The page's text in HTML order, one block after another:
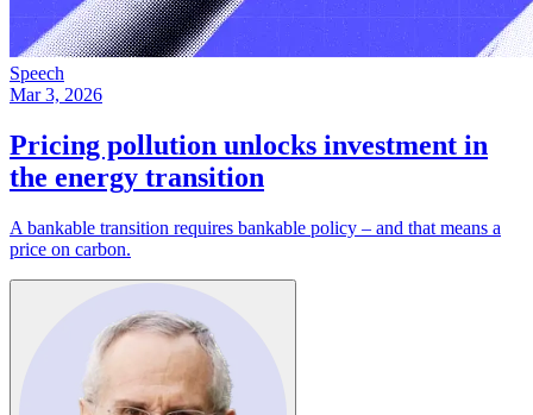
Speech
Mar 3, 2026
Pricing pollution unlocks investment in
the energy transition​​​​‌ ‍ ​‍​‍‌‍ ‌ ​‍‌‍‍‌‌‍‌ ‌‍‍‌‌‍ ‍​‍​‍​ ‍‍​‍​‍‌ ​ ‌‍​‌‌‍ ‍‌‍‍‌‌ ‌​‌ ‍‌​‍ ‍‌‍‍‌‌‍ ​‍​‍​‍ ​​‍​‍‌‍‍​‌ ​‍‌‍‌‌‌‍‌‍​‍​‍​ ‍‍​‍​‍‌‍‍​‌ ‌​‌ ‌​‌ ​​​ ‍‍​‍ ​‍ ‌‍ ​‌‍ ‌‍​ ‌‍​‌‌‍ ​‌‍‍​‌‍ ‌ ​ ‌ ‌​​ ‍‍​ ​ ​ ​ ​ ​ ​ ​ ​‍ ‌‍‍‌‌‍ ‍‌ ‌​‌‍‌‌‌‍ ‍‌ ‌​​‍ ‌‍‌‌‌‍‌​‌‍‍‌‌ ‌​​‍ ‌‍ ‌‌‍ ‌‍‌​‌‍‌‌​ ‌‌ ​​‌ ​‍‌‍‌‌‌ ​ ‌‍‌‌‌‍ ‍‌ ‌​‌‍​‌‌ ‌​‌‍‍‌‌‍ ‌‍ ‍​ ‍ ‌‍‍‌‌‍‌​​ ‌​ ​‍​ ‍​‌‍​‍​ ​​​ ‌ ​ ​ ‌‍‌‌​ ‍‌​‍ ‌​ ​ ​ ​​‌‍​‍​ ​ ​‍ ‌​ ‌​​ ​‌​ ​ ​ ‌‌​‍ ‌​ ‍‌​ ‌‌‌‍​ ​ ‌‍​‍ ‌‌‍‌‍​ ‌‌‌‍​‌​ ​ ‌‍‌‌‌‍‌​​ ​‌​ ‌ ​ ‌ ‌‍​‌​ ‌‍​ ‌ ​ ‍ ‌ ‌​‌ ‍‌‌ ​​‌‍‌‌​ ‌‌‍ ‍‌‍‌‌‌ ‌ ‌ ​ ​ ‍ ‌ ​​‌‍​‌‌ ‌​‌‍‍​​ ‌‌ ‌​‌‍‍‌‌ ‌​‌‍ ​‌‍‌‌​ ‌‍​‍‌‍​‌‌ ​ ‌‍‌‌‌‌‌‌‌ ​‍‌‍ ​​ ‌‌‍‍​‌ ‌​‌ ‌​‌ ​​​‍‌‌​ ​ ‌​​‌​‍‌‌​ ​‍‌​‌‍​‍‌‌​ ​‍‌​‌‍‌‍ ​‌‍ ‌‍​ ‌‍​‌‌‍ ​‌‍‍​‌‍ ‌ ​ ‌ ‌​​‍‌‌​ ​ ‌​​‌​ ​ ​ ​ ​ ​ ​ ​ ​‍‌‍‌‍‍‌‌‍‌​​ ‌​ ​‍​ ‍​‌‍​‍​ ​​​ ‌ ​ ​ ‌‍‌‌​ ‍‌​‍ ‌​ ​ ​ ​​‌‍​‍​ ​ ​‍ ‌​ ‌​​ ​‌​ ​ ​ ‌‌​‍ ‌​ ‍‌​ ‌‌‌‍​ ​ ‌‍​‍ ‌‌‍‌‍​ ‌‌‌‍​‌​ ​ ‌‍‌‌‌‍‌​​ ​‌​ ‌ ​ ‌ ‌‍​‌​ ‌‍​ ‌ ​‍‌‍‌ ‌​‌ ‍‌‌ ​​‌‍‌‌​ ‌‌‍ ‍‌‍‌‌‌ ‌ ‌ ​ ​‍‌‍‌ ​​‌‍​‌‌ ‌​‌‍‍​​ ‌‌ ‌​‌‍‍‌‌ ‌​‌‍ ​‌‍‌‌​‍‌‍‌ ​​‌‍‌‌‌ ​‍‌ ​ ‌ ​​‌‍‌‌‌‍​ ‌ ‌​‌‍‍‌‌ ‌‍‌‍‌‌​ ‌‌ ​​‌ ‌‌‌‍​‍‌‍ ​‌‍‍‌‌ ​ ‌‍‍​‌‍‌‌‌‍‌​​‍​‍‌ ‌
A bankable transition requires bankable policy – and that means a
price on carbon.​​​​‌ ‍ ​‍​‍‌‍ ‌ ​‍‌‍‍‌‌‍‌ ‌‍‍‌‌‍ ‍​‍​‍​ ‍‍​‍​‍‌ ​ ‌‍​‌‌‍ ‍‌‍‍‌‌ ‌​‌ ‍‌​‍ ‍‌‍‍‌‌‍ ​‍​‍​‍ ​​‍​‍‌‍‍​‌ ​‍‌‍‌‌‌‍‌‍​‍​‍​ ‍‍​‍​‍‌‍‍​‌ ‌​‌ ‌​‌ ​​​ ‍‍​‍ ​‍ ‌‍ ​‌‍ ‌‍​ ‌‍​‌‌‍ ​‌‍‍​‌‍ ‌ ​ ‌ ‌​​ ‍‍​ ​ ​ ​ ​ ​ ​ ​ ​‍ ‌‍‍‌‌‍ ‍‌ ‌​‌‍‌‌‌‍ ‍‌ ‌​​‍ ‌‍‌‌‌‍‌​‌‍‍‌‌ ‌​​‍ ‌‍ ‌‌‍ ‌‍‌​‌‍‌‌​ ‌‌ ​​‌ ​‍‌‍‌‌‌ ​ ‌‍‌‌‌‍ ‍‌ ‌​‌‍​‌‌ ‌​‌‍‍‌‌‍ ‌‍ ‍​ ‍ ‌‍‍‌‌‍‌​​ ‌​ ​‍​ ‍​‌‍​‍​ ​​​ ‌ ​ ​ ‌‍‌‌​ ‍‌​‍ ‌​ ​ ​ ​​‌‍​‍​ ​ ​‍ ‌​ ‌​​ ​‌​ ​ ​ ‌‌​‍ ‌​ ‍‌​ ‌‌‌‍​ ​ ‌‍​‍ ‌‌‍‌‍​ ‌‌‌‍​‌​ ​ ‌‍‌‌‌‍‌​​ ​‌​ ‌ ​ ‌ ‌‍​‌​ ‌‍​ ‌ ​ ‍ ‌ ‌​‌ ‍‌‌ ​​‌‍‌‌​ ‌‌‍ ‍‌‍‌‌‌ ‌ ‌ ​ ​ ‍ ‌ ​​‌‍​‌‌ ‌​‌‍‍​​ ‌‌‍‌​‌‍‌‌‌ ​ ‌‍​ ‌ ​‍‌‍‍‌‌ ​​‌ ‌​‌‍‍‌‌‍ ‌‍ ‍​‍‌‌​ ‌‌‌​​‍‌‌ ‌‍‍ ‌‍‌‌‌ ‍‌​‍‌‌​ ​ ‌​‌​​‍‌‌​ ​ ‌​‌​​‍‌‌​ ​‍​ ​‍​ ​ ​ ‍​​ ​‍‌‍​ ‌‍‌‌​ ​ ​ ‌‍​ ‍‌​ ‌ ​ ‌​​ ‍​​ ​‍​‍‌‌​ ​‍​ ​‍​‍‌‌​ ‌‌‌​‌​​‍ ‍‌‍​ ‌‍‍​‌‍‍‌‌‍ ​‌‍‌​‌ ​‍‌‍‌‌‌‍ ‍​‍‌‌​ ‌‌‌​​‍‌‌ ‌‍‍ ‌‍‌‌‌ ‍‌​‍‌‌​ ​ ‌​‌​​‍‌‌​ ​ ‌​‌​​‍‌‌​ ​‍​ ​‍‌‍​‍​ ‌​​ ‌​​ ​‍‌‍‌‍‌‍‌‍​ ‍​‌‍​‍‌‍‌‍‌‍‌​​ ‌‌‌‍‌‍​‍‌‌​ ​‍​ ​‍​‍‌‌​ ‌‌‌​‌​​‍ ‍‌ ‌​‌‍‌‌‌ ‍​‌ ‌​​ ‌‍​‍‌‍​‌‌ ​ ‌‍‌‌‌‌‌‌‌ ​‍‌‍ ​​ ‌‌‍‍​‌ ‌​‌ ‌​‌ ​​​‍‌‌​ ​ ‌​​‌​‍‌‌​ ​‍‌​‌‍​‍‌‌​ ​‍‌​‌‍‌‍ ​‌‍ ‌‍​ ‌‍​‌‌‍ ​‌‍‍​‌‍ ‌ ​ ‌ ‌​​‍‌‌​ ​ ‌​​‌​ ​ ​ ​ ​ ​ ​ ​ ​‍‌‍‌‍‍‌‌‍‌​​ ‌​ ​‍​ ‍​‌‍​‍​ ​​​ ‌ ​ ​ ‌‍‌‌​ ‍‌​‍ ‌​ ​ ​ ​​‌‍​‍​ ​ ​‍ ‌​ ‌​​ ​‌​ ​ ​ ‌‌​‍ ‌​ ‍‌​ ‌‌‌‍​ ​ ‌‍​‍ ‌‌‍‌‍​ ‌‌‌‍​‌​ ​ ‌‍‌‌‌‍‌​​ ​‌​ ‌ ​ ‌ ‌‍​‌​ ‌‍​ ‌ ​‍‌‍‌ ‌​‌ ‍‌‌ ​​‌‍‌‌​ ‌‌‍ ‍‌‍‌‌‌ ‌ ‌ ​ ​‍‌‍‌ ​​‌‍​‌‌ ‌​‌‍‍​​ ‌‌‍‌​‌‍‌‌‌ ​ ‌‍​ ‌ ​‍‌‍‍‌‌ ​​‌ ‌​‌‍‍‌‌‍ ‌‍ ‍​‍‌‌​ ‌‌‌​​‍‌‌ ‌‍‍ ‌‍‌‌‌ ‍‌​‍‌‌​ ​ ‌​‌​​‍‌‌​ ​ ‌​‌​​‍‌‌​ ​‍​ ​‍​ ​ ​ ‍​​ ​‍‌‍​ ‌‍‌‌​ ​ ​ ‌‍​ ‍‌​ ‌ ​ ‌​​ ‍​​ ​‍​‍‌‌​ ​‍​ ​‍​‍‌‌​ ‌‌‌​‌​​‍ ‍‌‍​ ‌‍‍​‌‍‍‌‌‍ ​‌‍‌​‌ ​‍‌‍‌‌‌‍ ‍​‍‌‌​ ‌‌‌​​‍‌‌ ‌‍‍ ‌‍‌‌‌ ‍‌​‍‌‌​ ​ ‌​‌​​‍‌‌​ ​ ‌​‌​​‍‌‌​ ​‍​ ​‍‌‍​‍​ ‌​​ ‌​​ ​‍‌‍‌‍‌‍‌‍​ ‍​‌‍​‍‌‍‌‍‌‍‌​​ ‌‌‌‍‌‍​‍‌‌​ ​‍​ ​‍​‍‌‌​ ‌‌‌​‌​​‍ ‍‌ ‌​‌‍‌‌‌ ‍​‌ ‌​​‍‌‍‌ ​​‌‍‌‌‌ ​‍‌ ​ ‌ ​​‌‍‌‌‌‍​ ‌ ‌​‌‍‍‌‌ ‌‍‌‍‌‌​ ‌‌ ​​‌ ‌‌‌‍​‍‌‍ ​‌‍‍‌‌ ​ ‌‍‍​‌‍‌‌‌‍‌​​‍​‍‌ ‌